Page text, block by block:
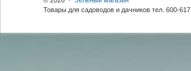
Товары для садоводов и дачников тел. 600-617